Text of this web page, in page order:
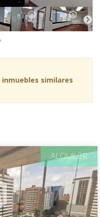
inmuebles similares
ALQUILER